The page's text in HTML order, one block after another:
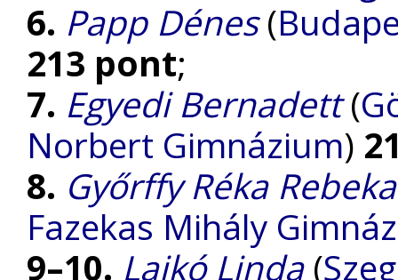
6. Papp Dénes(
213 pont;
7. Egyedi Bernadett(
Norbert Gimnázium)
8. Győrffy Réka Rebeka
Fazekas Mihály
9–10. Lajkó Linda(